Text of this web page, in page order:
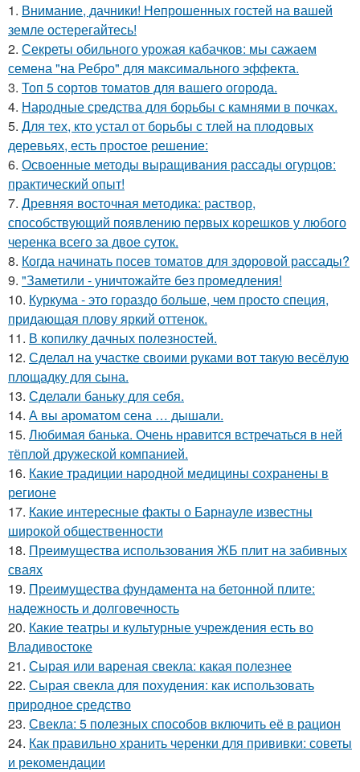
1. Внимание, дачники! Непрошенных гостей на вашей
земле остерегайтесь!
2. Секреты обильного урожая кабачков: мы сажаем
семена "на Ребро" для максимального эффекта.
3. Топ 5 сортов томатов для вашего огорода.
4. Народные средства для борьбы с камнями в почках.
5. Для тех, кто устал от борьбы с тлей на плодовых
деревьях, есть простое решение:
6. Освоенные методы выращивания рассады огурцов:
практический опыт!
7. Древняя восточная методика: раствор,
способствующий появлению первых корешков у любого
черенка всего за двое суток.
8. Когда начинать посев томатов для здоровой рассады?
9. "Заметили - уничтожайте без промедления!
10. Куркума - это гораздо больше, чем просто специя,
придающая плову яркий оттенок.
11. В копилку дачных полезностей.
12. Сделал на участке своими руками вот такую весёлую
площадку для сына.
13. Сделали баньку для себя.
14. А вы ароматом сена … дышали.
15. Любимая банька. Очень нравится встречаться в ней
тёплой дружеской компанией.
16. Какие традиции народной медицины сохранены в
регионе
17. Какие интересные факты о Барнауле известны
широкой общественности
18. Преимущества использования ЖБ плит на забивных
сваях
19. Преимущества фундамента на бетонной плите:
надежность и долговечность
20. Какие театры и культурные учреждения есть во
Владивостоке
21. Сырая или вареная свекла: какая полезнее
22. Сырая свекла для похудения: как использовать
природное средство
23. Свекла: 5 полезных способов включить её в рацион
24. Как правильно хранить черенки для прививки: советы
и рекомендации